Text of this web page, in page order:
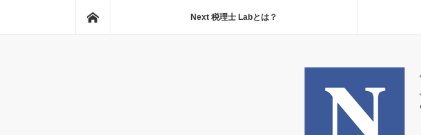
Next 税理士 Labとは？